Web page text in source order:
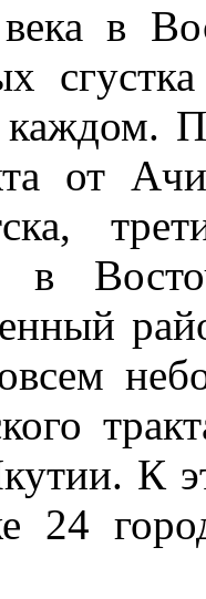
в
каждом.
от
К
24